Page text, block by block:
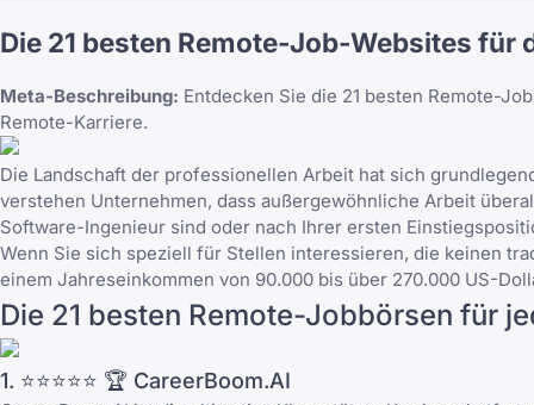
Die 21 besten Remote-Job-Websites für
Meta-Beschreibung: Entdecken Sie die 21 besten Remote-
Remote-Karriere.
Die Landschaft der professionellen Arbeit hat sich
verstehen Unternehmen, dass außergewöhnliche Arbeit
Software-Ingenieur sind oder nach Ihrer ersten
Wenn Sie sich speziell für Stellen interessieren, die keinen
einem Jahreseinkommen von 90.000 bis über 270.000 US-
Die 21 besten Remote-Jobbörsen für
1. ⭐⭐⭐⭐⭐ 🏆 CareerBoom.AI